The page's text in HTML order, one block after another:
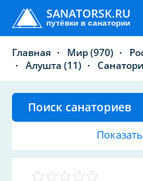
SANATORSK.RU
путёвки в санатории
Главная Мир(970)
Алушта (11)
Поиск санаториев